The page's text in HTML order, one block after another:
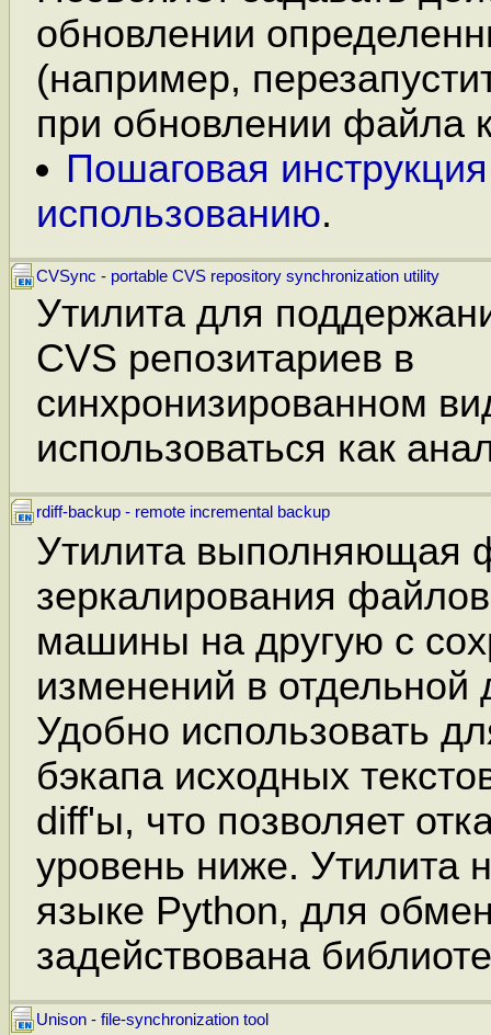
обновлении
(например,
при обновлении файла
Пошаговая
использованию.
CVSync - portable CVS repository synchronization utility
Утилита для
CVS репозитариев в
синхронизированном
использоваться как
rdiff-backup - remote incremental backup
Утилита выполняющая
зеркалирования
машины на другую с
изменений в отдельной
Удобно использовать
бэкапа исходных
diff'ы, что позволяет
уровень ниже. Утилита
языке Python, для
задействована
Unison - file-synchronization tool